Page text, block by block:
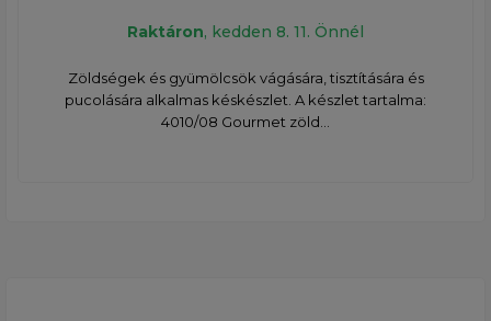
Raktáron, kedden 8. 11. Önnél
Zöldségek és gyümölcsök vágására, tisztítására és
pucolására alkalmas késkészlet. A készlet tartalma: ​
4010/08 Gourmet zöld...